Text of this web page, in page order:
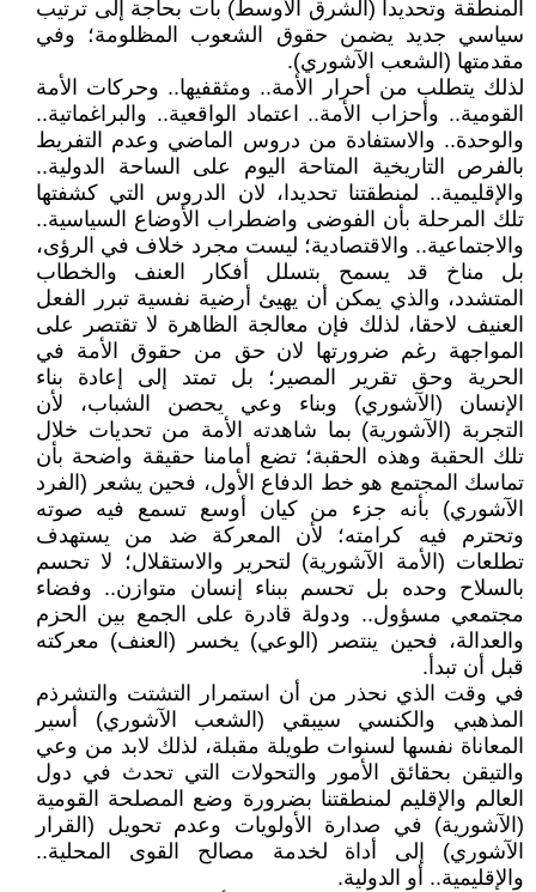
المنطقة وتحديدا (الشرق الأوسط) بات بحاجة إلى ترتيب
سياسي جديد يضمن حقوق الشعوب المظلومة؛ وفي
مقدمتها (الشعب الآشوري).
لذلك يتطلب من أحرار الأمة.. ومثقفيها.. وحركات الأمة
القومية.. وأحزاب الأمة.. اعتماد الواقعية.. والبراغماتية..
والوحدة.. والاستفادة من دروس الماضي وعدم التفريط
بالفرص التاريخية المتاحة اليوم على الساحة الدولية..
والإقليمية.. لمنطقتنا تحديدا، لان الدروس التي كشفتها
تلك المرحلة بأن الفوضى واضطراب الأوضاع السياسية..
والاجتماعية.. والاقتصادية؛ ليست مجرد خلاف في الرؤى،
بل مناخ قد يسمح بتسلل أفكار العنف والخطاب
المتشدد، والذي يمكن أن يهيئ أرضية نفسية تبرر الفعل
العنيف لاحقا، لذلك فإن معالجة الظاهرة لا تقتصر على
المواجهة رغم ضرورتها لان حق من حقوق الأمة في
الحرية وحق تقرير المصير؛ بل تمتد إلى إعادة بناء
الإنسان (الآشوري) وبناء وعي يحصن الشباب، لأن
التجربة (الآشورية) بما شاهدته الأمة من تحديات خلال
تلك الحقبة وهذه الحقبة؛ تضع أمامنا حقيقة واضحة بأن
تماسك المجتمع هو خط الدفاع الأول، فحين يشعر (الفرد
الآشوري) بأنه جزء من كيان أوسع تسمع فيه صوته
وتحترم فيه كرامته؛ لأن المعركة ضد من يستهدف
تطلعات (الأمة الآشورية) لتحرير والاستقلال؛ لا تحسم
بالسلاح وحده بل تحسم ببناء إنسان متوازن.. وفضاء
مجتمعي مسؤول.. ودولة قادرة على الجمع بين الحزم
والعدالة، فحين ينتصر (الوعي) يخسر (العنف) معركته
قبل أن تبدأ.
في وقت الذي نحذر من أن استمرار التشتت والتشرذم
المذهبي والكنسي سيبقي (الشعب الآشوري) أسير
المعاناة نفسها لسنوات طويلة مقبلة، لذلك لابد من وعي
والتيقن بحقائق الأمور والتحولات التي تحدث في دول
العالم والإقليم لمنطقتنا بضرورة وضع المصلحة القومية
(الآشورية) في صدارة الأولويات وعدم تحويل (القرار
الآشوري) إلى أداة لخدمة مصالح القوى المحلية..
والإقليمية.. أو الدولية.